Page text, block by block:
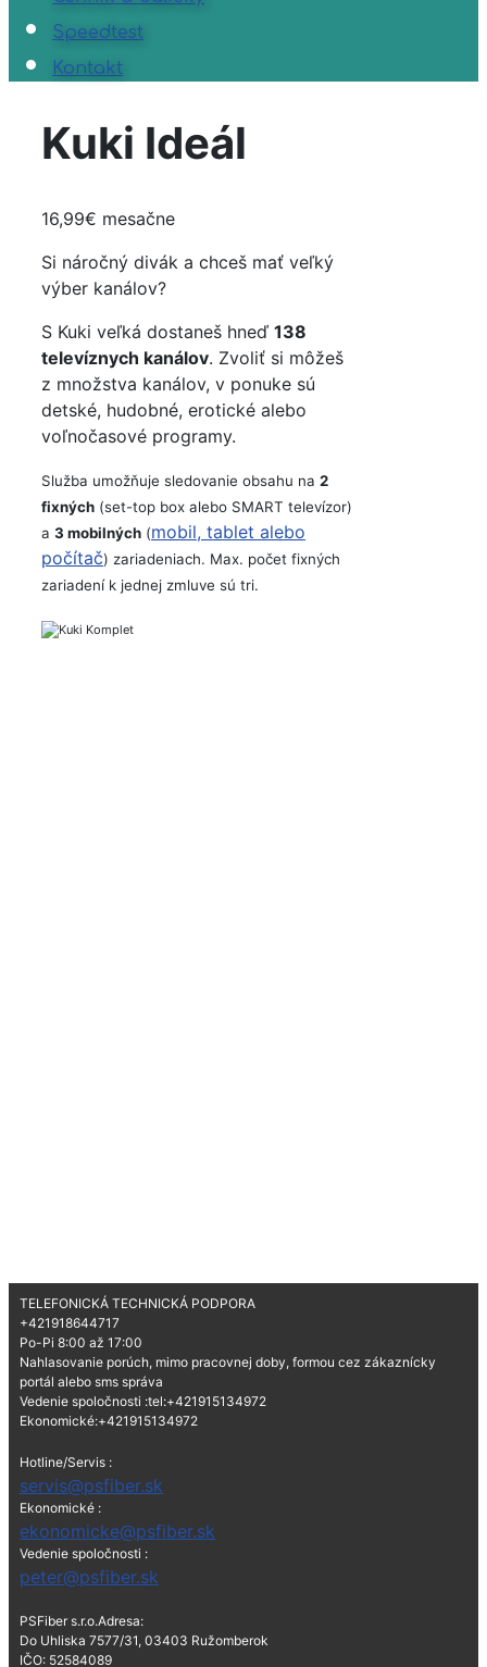
Speedtest
Kontakt
Kuki Ideál
16,99€ mesačne
Si náročný divák a chceš mať veľký
výber kanálov?
S Kuki veľká dostaneš hneď 138
televíznych kanálov. Zvoliť si môžeš
z množstva kanálov, v ponuke sú
detské, hudobné, erotické alebo
voľnočasové programy.
Služba umožňuje sledovanie obsahu na 2
fixných (set-top box alebo SMART televízor)
a 3 mobilných (mobil, tablet alebo
počítač) zariadeniach. Max. počet fixných
zariadení k jednej zmluve sú tri.
TELEFONICKÁ TECHNICKÁ PODPORA
+421918644717
Po-Pi 8:00 až 17:00
Nahlasovanie porúch, mimo pracovnej doby, formou cez zákaznícky
portál alebo sms správa
Vedenie spoločnosti :tel:+421915134972
Ekonomické:+421915134972
Hotline/Servis :
servis@psfiber.sk
Ekonomické :
ekonomicke@psfiber.sk
Vedenie spoločnosti :
peter@psfiber.sk
PSFiber s.r.o.Adresa:
Do Uhliska 7577/31, 03403 Ružomberok
IČO: 52584089